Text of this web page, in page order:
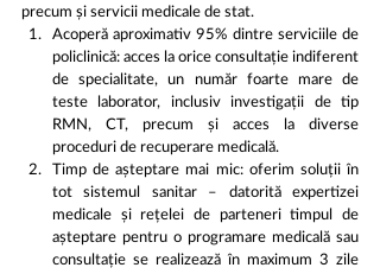
precum și servicii medicale de stat.
Acoperă aproximativ 95% dintre serviciile de
policlinică: acces la orice consultație indiferent
de specialitate, un număr foarte mare de
teste laborator, inclusiv investigații de tip
RMN, CT, precum și acces la diverse
proceduri de recuperare medicală.
Timp de așteptare mai mic: oferim soluții în
tot sistemul sanitar – datorită expertizei
medicale și rețelei de parteneri timpul de
așteptare pentru o programare medicală sau
consultație se realizează în maximum 3 zile